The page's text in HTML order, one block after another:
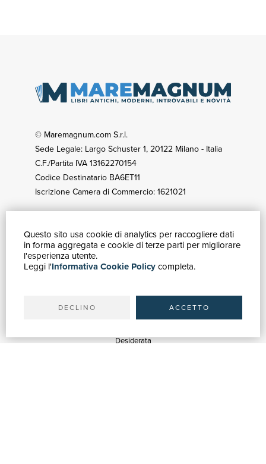
Questo sito usa cookie di analytics per raccogliere dati
in forma aggregata e cookie di terze parti per migliorare
l'esperienza utente.
Leggi l'Informativa Cookie Policycompleta.
DECLINO ACCETTO
© Maremagnum.com S.r.l.
Sede Legale: Largo Schuster 1, 20122 Milano - Italia
C.F./Partita IVA 13162270154
Codice Destinatario BA6ET11
Iscrizione Camera di Commercio: 1621021
GUIDA ACQUISTI
Ricerca avanzata
Spedizioni
Desiderata